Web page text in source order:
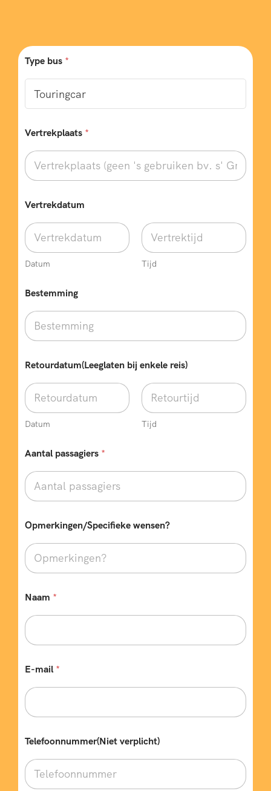
Type bus *
Vertrekplaats *
Vertrekdatum
Datum Tijd
e
s
e
n
V
r
r
e
a
u
m
b
s
Bestemming
Retourdatum(Leeglaten bij enkele reis)
Datum Tijd
Aantal passagiers *
Opmerkingen/Specifieke wensen?
Naam *
E-mail *
Telefoonnummer(Niet verplicht)